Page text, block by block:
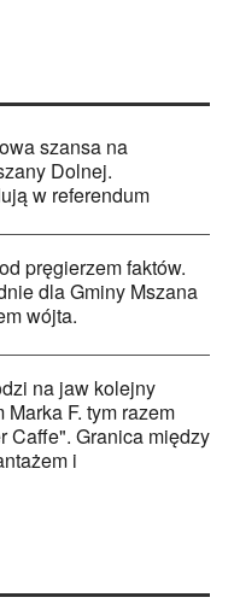
szansa na
Dolnej.
w referendum
pręgierzem faktów.
dla Gminy Mszana
wójta.
na jaw kolejny
Marka F. tym razem
Caffe". Granica między
i